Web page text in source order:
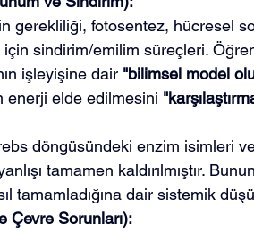
gerekliliği, fotosentez, hücresel
sindirim/emilim süreçleri.
işleyişine dair "bilimsel model
enerji elde edilmesini
döngüsündeki enzim isimleri
tamamen kaldırılmıştır.
tamamladığına dair sistemik
Çevre Sorunları):